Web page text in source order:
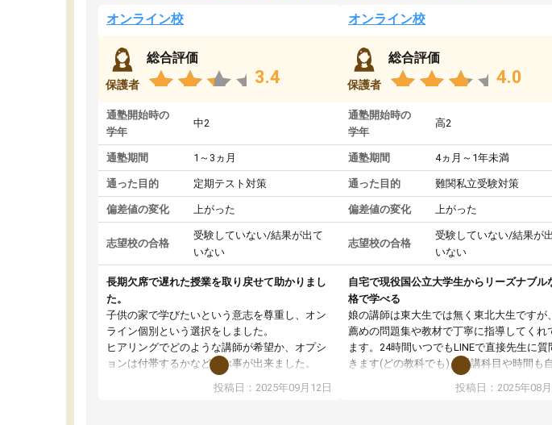
オンライン校
保護者
総合評価
3.4
通塾開始時の
学年
中2
通塾期間 1～3ヵ月
通った目的 定期テスト対策
偏差値の変化 上がった
志望校の合格
受験していない/結果が出て
いない
長期欠席で遅れた授業を取り戻せて助かりまし
た。
子供の家で学びたいという意志を尊重し、オン
ライン個別という選択をしました。
ヒアリングでどのような講師が希望か、オプシ
ョンは付帯するかなど選ぶ事が出来ました。
講師とのマッチング後講師との初回ミーティン
グを行い、その講師で良いか他の講師を希望す
投稿日：2025年09月12日
オンライン校
保護者
総合評価
4.0
通塾開始時の
学年
高2
通塾期間 4ヵ月～1年未満
通った目的 難関私立受験対策
偏差値の変化 上がった
志望校の合格
受験していない/結果が
いない
自宅で現役国公立大学生からリーズナブル
格で学べる
娘の講師は東大生では無く東北大生ですが
薦めの問題集や教材で丁寧に指導してくれ
ます。24時間いつでもLINEで直接先生に質
きます(どの教科でも)。受講科目や時間も
に決めれるので、個人に合った勉強ができ
思います。カリキュラム相談みたいなのが
投稿日：2025年08